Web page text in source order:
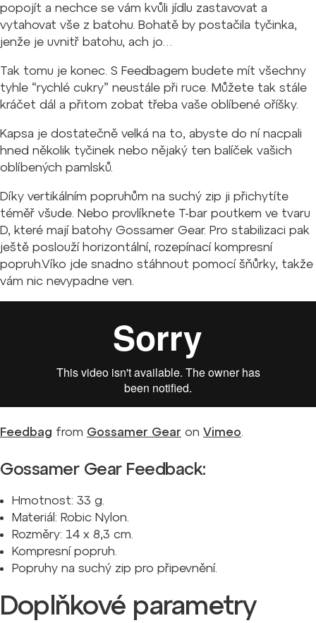
popojít a nechce se vám kvůli jídlu zastavovat a
vytahovat vše z batohu. Bohatě by postačila tyčinka,
jenže je uvnitř batohu, ach jo…
Tak tomu je konec. S Feedbagem budete mít všechny
tyhle “rychlé cukry” neustále při ruce. Můžete tak stále
kráčet dál a přitom zobat třeba vaše oblíbené oříšky.
Kapsa je dostatečně velká na to, abyste do ní nacpali
hned několik tyčinek nebo nějaký ten balíček vašich
oblíbených pamlsků.
Díky vertikálním popruhům na suchý zip ji přichytíte
téměř všude. Nebo provlíknete T-bar poutkem ve tvaru
D, které mají batohy Gossamer Gear. Pro stabilizaci pak
ještě poslouží horizontální, rozepínací kompresní
popruh.Víko jde snadno stáhnout pomocí šňůrky, takže
vám nic nevypadne ven.
Feedbag from Gossamer Gear on Vimeo.
Gossamer Gear Feedback:
Hmotnost: 33 g.
Materiál: Robic Nylon.
Rozměry: 14 x 8,3 cm.
Kompresní popruh.
Popruhy na suchý zip pro připevnění.
Doplňkové parametry